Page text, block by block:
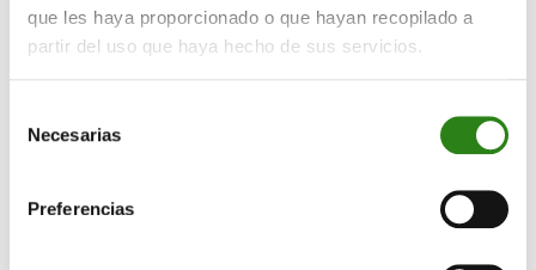
que les haya proporcionado o que hayan recopilado a
partir del uso que haya hecho de sus servicios.
Necesarias
Preferencias
chips de inteligencia artificial de fabricación doméstica.
El sector tecnológico ganó un 1,1% en la semana.